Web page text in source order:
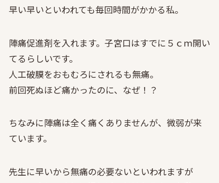
早い早いといわれても毎回時間がかかる私。
陣痛促進剤を入れます。子宮口はすでに５ｃｍ開い
てるらしいです。
人工破膜をおもむろにされるも無痛。
前回死ぬほど痛かったのに、なぜ！？
ちなみに陣痛は全く痛くありませんが、微弱が来
ています。
先生に早いから無痛の必要ないといわれますが